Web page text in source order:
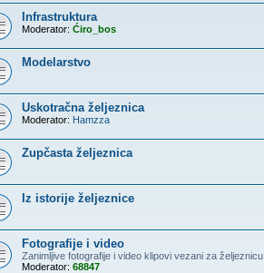
Infrastruktura
Moderator: Ćiro_bos
Modelarstvo
Uskotračna željeznica
Moderator: Hamzza
Zupčasta željeznica
Iz istorije željeznice
Fotografije i video
Zanimljive fotografije i video klipovi vezani za željeznicu
Moderator: 68847